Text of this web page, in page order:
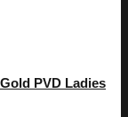
PVD Ladies